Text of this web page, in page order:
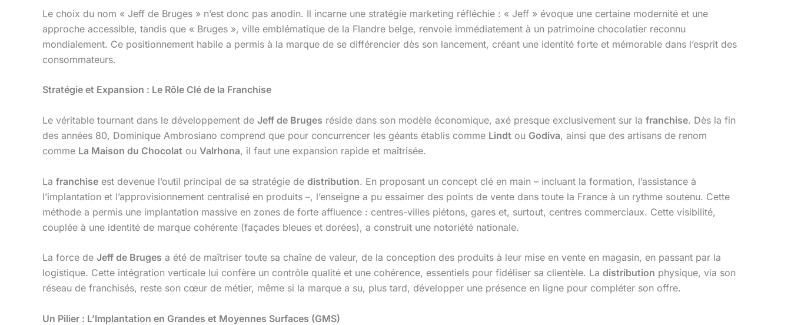
Le choix du nom « Jeff de Bruges » n’est donc pas anodin. Il incarne une stratégie marketing réfléchie : « Jeff » évoque une certaine modernité et une
approche accessible, tandis que « Bruges », ville emblématique de la Flandre belge, renvoie immédiatement à un patrimoine chocolatier reconnu
mondialement. Ce positionnement habile a permis à la marque de se différencier dès son lancement, créant une identité forte et mémorable dans l’esprit des
consommateurs.
Stratégie et Expansion : Le Rôle Clé de la Franchise
Le véritable tournant dans le développement de Jeff de Bruges réside dans son modèle économique, axé presque exclusivement sur la franchise. Dès la fin
des années 80, Dominique Ambrosiano comprend que pour concurrencer les géants établis comme Lindt ou Godiva, ainsi que des artisans de renom
comme La Maison du Chocolat ou Valrhona, il faut une expansion rapide et maîtrisée.
La franchise est devenue l’outil principal de sa stratégie de distribution. En proposant un concept clé en main – incluant la formation, l’assistance à
l’implantation et l’approvisionnement centralisé en produits –, l’enseigne a pu essaimer des points de vente dans toute la France à un rythme soutenu. Cette
méthode a permis une implantation massive en zones de forte affluence : centres-villes piétons, gares et, surtout, centres commerciaux. Cette visibilité,
couplée à une identité de marque cohérente (façades bleues et dorées), a construit une notoriété nationale.
La force de Jeff de Bruges a été de maîtriser toute sa chaîne de valeur, de la conception des produits à leur mise en vente en magasin, en passant par la
logistique. Cette intégration verticale lui confère un contrôle qualité et une cohérence, essentiels pour fidéliser sa clientèle. La distribution physique, via son
réseau de franchisés, reste son cœur de métier, même si la marque a su, plus tard, développer une présence en ligne pour compléter son offre.
Un Pilier : L’Implantation en Grandes et Moyennes Surfaces (GMS)